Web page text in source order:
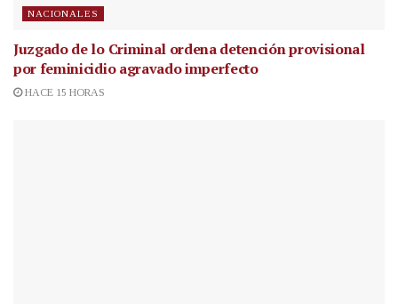
NACIONALES
Juzgado de lo Criminal ordena detención provisional
por feminicidio agravado imperfecto
HACE 15 HORAS